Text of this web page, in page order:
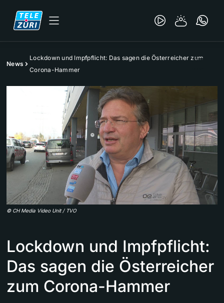
News
Lockdown und Impfpflicht: Das sagen die Österreicher zum
Corona-Hammer
© CH Media Video Unit / TVO
Lockdown und Impfpflicht:
Das sagen die Österreicher
zum Corona-Hammer